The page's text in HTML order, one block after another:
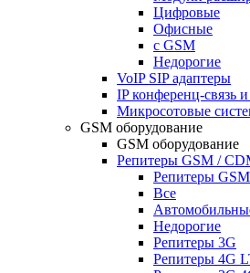
Цифровые
Офисные
с GSM
Недорогие
VoIP SIP адаптеры
IP конференц-связь
Микросотовые
GSM оборудование
GSM оборудование
Репитеры GSM /
Репитеры
Все
Недорогие
Репитеры 3G
Репитеры 4G